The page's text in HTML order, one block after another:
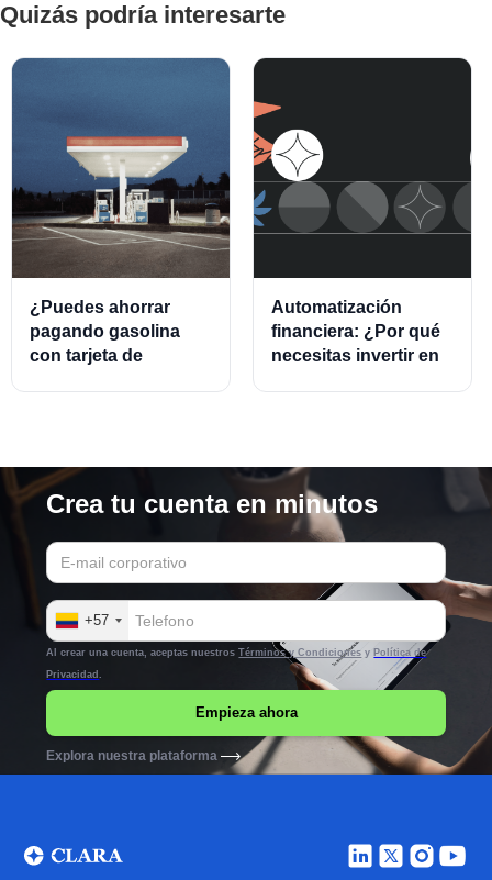
Quizás podría interesarte
¿Puedes ahorrar
pagando gasolina
con tarjeta de
Automatización
financiera: ¿Por qué
necesitas invertir en
Crea tu cuenta en minutos
+57
Al crear una cuenta, aceptas nuestrosTérminos y Condiciones y Política de
Privacidad.
Explora nuestra plataforma